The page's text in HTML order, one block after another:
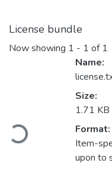
License bundle
Now showing 1 - 1 of 1
Loading...
Name:
Size:
1.71 KB
Format:
Item-
upon to